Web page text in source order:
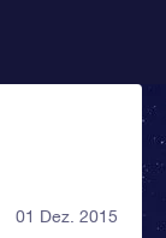
01 Dez. 2015